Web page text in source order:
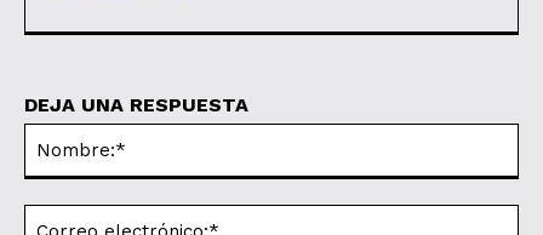
DEJA UNA RESPUESTA